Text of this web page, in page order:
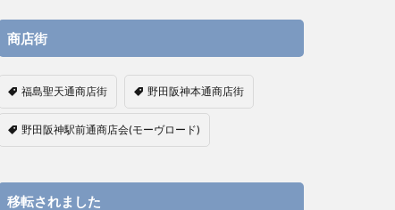
商店街
福島聖天通商店街 野田阪神本通商店街
野田阪神駅前通商店会(モーヴロード)
移転されました